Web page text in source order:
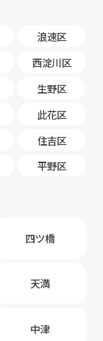
浪速区
西淀川区
生野区
此花区
住吉区
平野区
四ツ橋
天満
中津